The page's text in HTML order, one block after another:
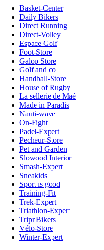
Basket-Center
Daily Bikers
Direct Running
Direct-Volley
Espace Golf
Foot-Store
Galop Store
Golf and co
Handball-Store
House of Rugby
La sellerie de Maé
Made in Paradis
Nauti-wave
On-Fight
Padel-Expert
Pecheur-Store
Pet and Garden
Slowood Interior
Smash-Expert
Sneakids
Sport is good
Training-Fit
Trek-Expert
Triathlon-Expert
TripnBikers
Vélo-Store
Winter-Expert